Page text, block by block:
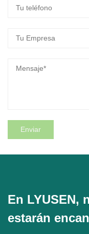
En LYUSEN,
estarán